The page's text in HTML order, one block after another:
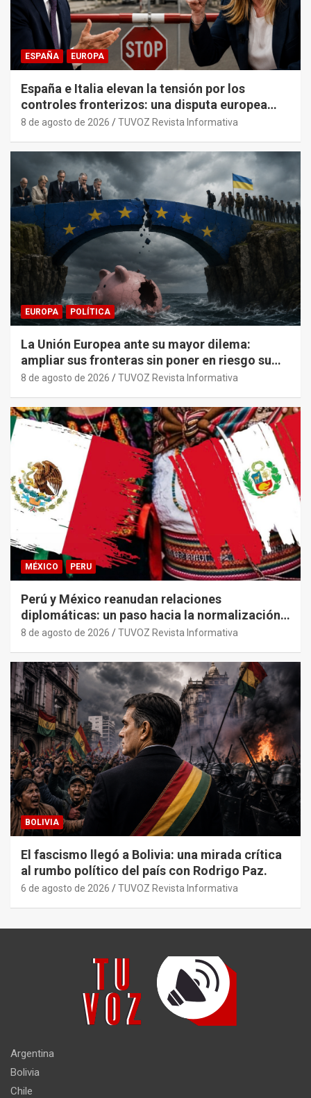
ESPAÑA EUROPA
España e Italia elevan la tensión por los
controles fronterizos: una disputa europea
con trasfondo político.
8 de agosto de 2026 TUVOZ Revista Informativa
EUROPA POLÍTICA
La Unión Europea ante su mayor dilema:
ampliar sus fronteras sin poner en riesgo su
sostenibilidad económica.
8 de agosto de 2026 TUVOZ Revista Informativa
MÉXICO PERU
Perú y México reanudan relaciones
diplomáticas: un paso hacia la normalización
tras años de tensión
8 de agosto de 2026 TUVOZ Revista Informativa
BOLIVIA
El fascismo llegó a Bolivia: una mirada crítica
al rumbo político del país con Rodrigo Paz.
6 de agosto de 2026 TUVOZ Revista Informativa
Argentina
Bolivia
Chile